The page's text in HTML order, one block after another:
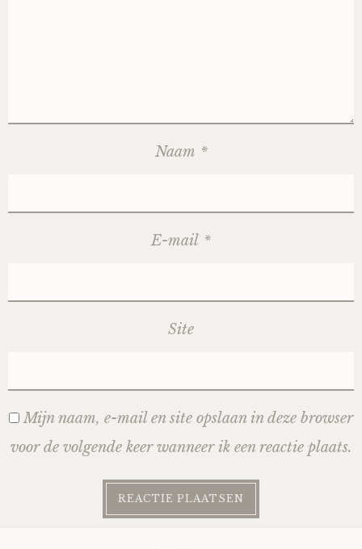
Naam *
E-mail *
Site
Mijn naam, e-mail en site opslaan in deze browser
voor de volgende keer wanneer ik een reactie plaats.